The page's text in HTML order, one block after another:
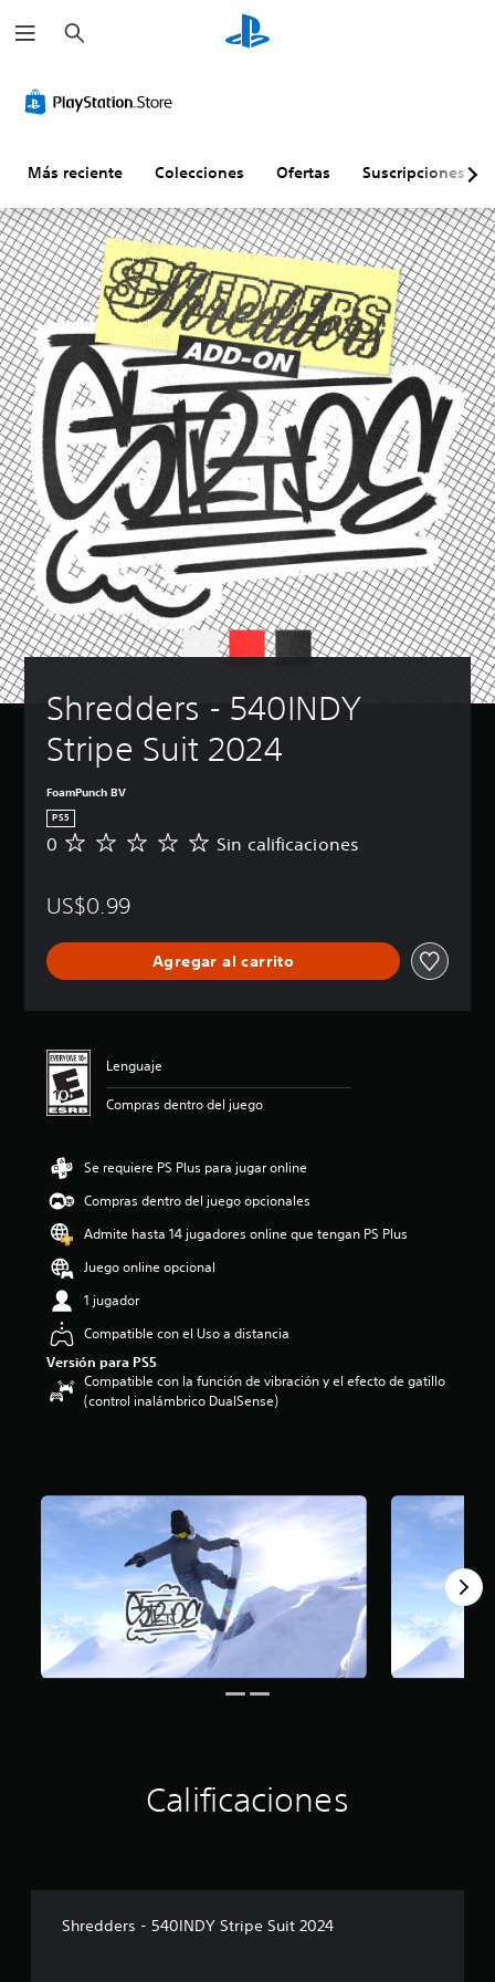
u
s
r
Más reciente Colecciones Ofertas Suscripciones
Shredders - 540INDY
Stripe Suit 2024
FoamPunch BV
PS5
S
c
i
c
o
s
0 Sin calificaciones
US$0.99
Agregar al carrito
Lenguaje
Compras dentro del juego
Se requiere PS Plus para jugar online
Compras dentro del juego opcionales
Admite hasta 14 jugadores online que tengan PS Plus
Juego online opcional
1 jugador
Compatible con el Uso a distancia
Versión para PS5
Compatible con la función de vibración y el efecto de gatillo
(control inalámbrico DualSense)
Calificaciones
Shredders - 540INDY Stripe Suit 2024